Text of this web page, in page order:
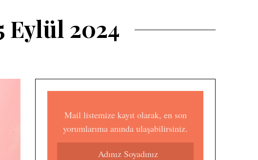
Eylül 2024
Mail listemize kayıt olarak, en son
yorumlarıma anında ulaşabilirsiniz.